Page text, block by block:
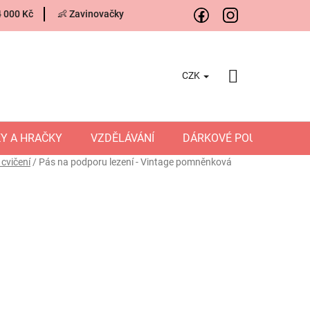
000 Kč 👶 Zavinovačky
CZK
KOŠÍK
A HRAČKY VZDĚLÁVÁNÍ DÁRKOVÉ POUKAZY
/ Pás na podporu lezení - Vintage pomněnková